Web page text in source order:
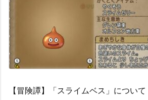
【冒険譚】「スライムベス」について